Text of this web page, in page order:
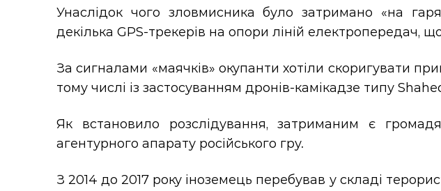
Унаслідок чого зловмисника було затримано «на
декілька GPS-трекерів на опори ліній електропередач,
За сигналами «маячків» окупанти хотіли скоригувати
тому числі із застосуванням дронів-камікадзе типу
Як встановило розслідування, затриманим є
агентурного апарату російського гру.
З 2014 до 2017 року іноземець перебував у складі